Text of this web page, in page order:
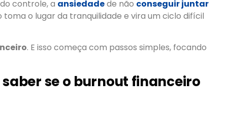
controle, a ansiedadede não conseguir juntar
toma o lugar da tranquilidade e vira um ciclo difícil
. E isso começa com passos simples, focando
se o burnout financeiro